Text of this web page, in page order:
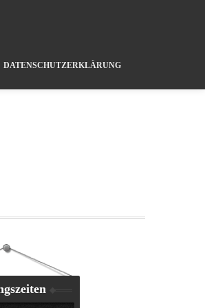
DATENSCHUTZERKLÄRUNG